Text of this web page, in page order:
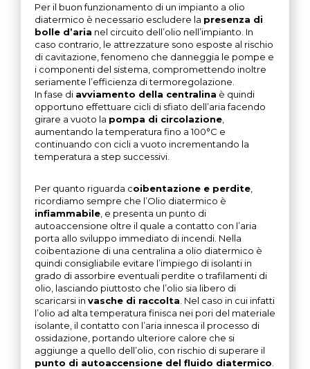
Per il buon funzionamento di un impianto a olio
diatermico è necessario escludere la presenza di
bolle d’aria nel circuito dell’olio nell’impianto. In
caso contrario, le attrezzature sono esposte al rischio
di cavitazione, fenomeno che danneggia le pompe e
i componenti del sistema, compromettendo inoltre
seriamente l’efficienza di termoregolazione.
In fase di avviamento della centralina è quindi
opportuno effettuare cicli di sfiato dell’aria facendo
girare a vuoto la pompa di circolazione
aumentando la temperatura fino a 100°C e
continuando con cicli a vuoto incrementando la
temperatura a step successivi.
Per quanto riguarda coibentazione e perdite
ricordiamo sempre che l’Olio diatermico è
infiammabile , e presenta un punto di
autoaccensione oltre il quale a contatto con l’aria
porta allo sviluppo immediato di incendi. Nella
coibentazione di una centralina a olio diatermico è
quindi consigliabile evitare l’impiego di isolanti in
grado di assorbire eventuali perdite o trafilamenti di
olio, lasciando piuttosto che l’olio sia libero di
scaricarsi in vasche di raccolta . Nel caso in cui infatti
l’olio ad alta temperatura finisca nei pori del materiale
isolante, il contatto con l’aria innesca il processo di
ossidazione, portando ulteriore calore che si
aggiunge a quello dell’olio, con rischio di superare il
punto di autoaccensione del fluido diatermico